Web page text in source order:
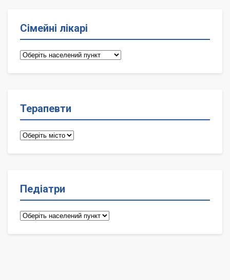
Сімейні лікарі
Сімейні
Терапевти
Терапевти
Педіатри
Педіатри